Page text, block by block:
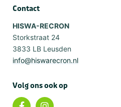
Contact
HISWA-RECRON
Storkstraat 24
3833 LB Leusden
info@hiswarecron.nl
Volg ons ook op